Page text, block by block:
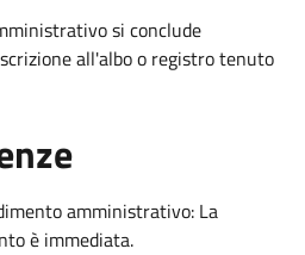
si conclude
all'albo o registro tenuto
amministrativo: La
è immediata.